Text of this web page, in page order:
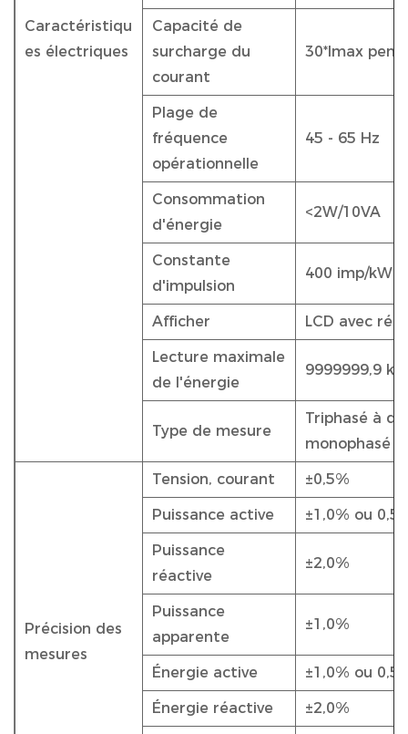
Caractéristiqu
es électriques
Capacité de
surcharge du
courant
30*Imax
Plage de
fréquence
opérationnelle
45 - 65 Hz
Consommation
d'énergie
<2W/10VA
Constante
d'impulsion
400 imp/kWh
Afficher LCD avec
Lecture maximale
de l'énergie
9999999,9
Type de mesure
Triphasé à
monophasé
Précision des
mesures
Tension, courant ±0,5%
Puissance active ±1,0% ou
Puissance
réactive
±2,0%
Puissance
apparente
±1,0%
Énergie active ±1,0% ou
Énergie réactive ±2,0%